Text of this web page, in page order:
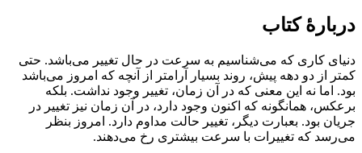
دربارهٔ کتاب
دنیای کاری که می‌شناسیم به سرعت در حال تغییر می‌باشد. حتی
کمتر از دو دهه پیش، روند بسیار آرامتر از آنچه که امروز می‌باشد
بود. اما نه این معنی که در آن زمان، تغییر وجود نداشت. بلکه
برعکس، همانگونه که اکنون وجود دارد، در آن زمان نیز تغییر در
جریان بود. بعبارت دیگر، تغییر حالت مداوم دارد. امروز بنظر
می‌رسد که تغییرات با سرعت بیشتری رخ می‌دهند.